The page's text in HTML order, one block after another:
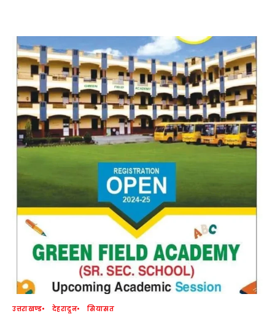
उत्तराखण्ड देहरादून सियासत